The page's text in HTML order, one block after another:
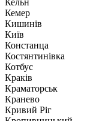
Кельн
Кемер
Кишинів
Київ
Констанца
Костянтинівка
Котбус
Краків
Краматорськ
Кранево
Кривий Ріг